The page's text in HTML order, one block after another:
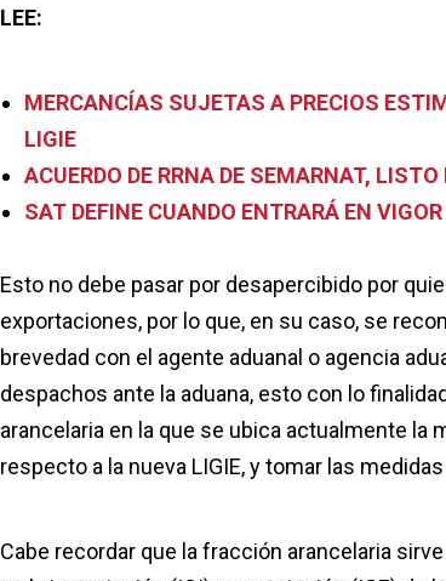
LEE:
MERCANCÍAS SUJETAS A PRECIOS
LIGIE
ACUERDO DE RRNA DE SEMARNAT,
SAT DEFINE CUANDO ENTRARÁ EN
Esto no debe pasar por desapercibido por
exportaciones, por lo que, en su caso, se
brevedad con el agente aduanal o agencia
despachos ante la aduana, esto con lo
arancelaria en la que se ubica actualmente la
respecto a la nueva LIGIE, y tomar las
Cabe recordar que la fracción arancelaria